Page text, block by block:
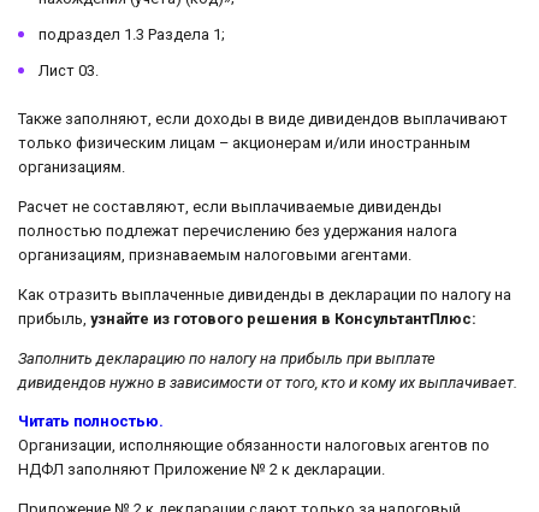
подраздел 1.3 Раздела 1;
Лист 03.
Также заполняют, если доходы в виде дивидендов выплачивают
только физическим лицам – акционерам и/или иностранным
организациям.
Расчет не составляют, если выплачиваемые дивиденды
полностью подлежат перечислению без удержания налога
организациям, признаваемым налоговыми агентами.
Как отразить выплаченные дивиденды в декларации по налогу на
прибыль, узнайте из готового решения в КонсультантПлюс:
Заполнить декларацию по налогу на прибыль при выплате
дивидендов нужно в зависимости от того, кто и кому их выплачивает.
Читать полностью.
Организации, исполняющие обязанности налоговых агентов по
НДФЛ заполняют Приложение № 2 к декларации.